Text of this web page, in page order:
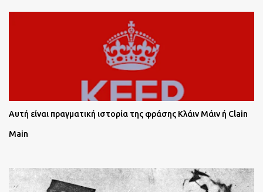
Αυτή είναι πραγματική ιστορία της φράσης Κλάιν Μάιν ή Clain
Main